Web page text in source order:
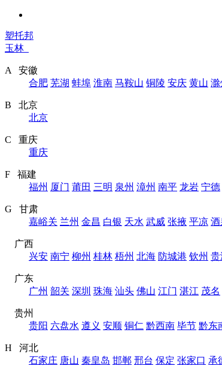
塑托邦
玉林
A 安徽
合肥 芜湖 蚌埠 淮南 马鞍山 铜陵 安庆 黄山 滁
B 北京
北京
C 重庆
重庆
F 福建
福州 厦门 莆田 三明 泉州 漳州 南平 龙岩 宁德
G 甘肃
嘉峪关 兰州 金昌 白银 天水 武威 张掖 平凉 酒
广西
兴安 南宁 柳州 桂林 梧州 北海 防城港 钦州 贵
广东
广州 韶关 深圳 珠海 汕头 佛山 江门 湛江 茂名
贵州
贵阳 六盘水 遵义 安顺 铜仁 黔西南 毕节 黔东
H 河北
石家庄 唐山 秦皇岛 邯郸 邢台 保定 张家口 承